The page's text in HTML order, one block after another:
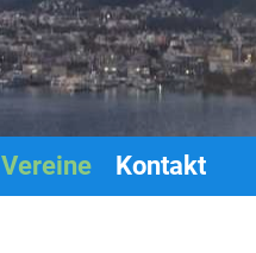
Vereine Kontakt